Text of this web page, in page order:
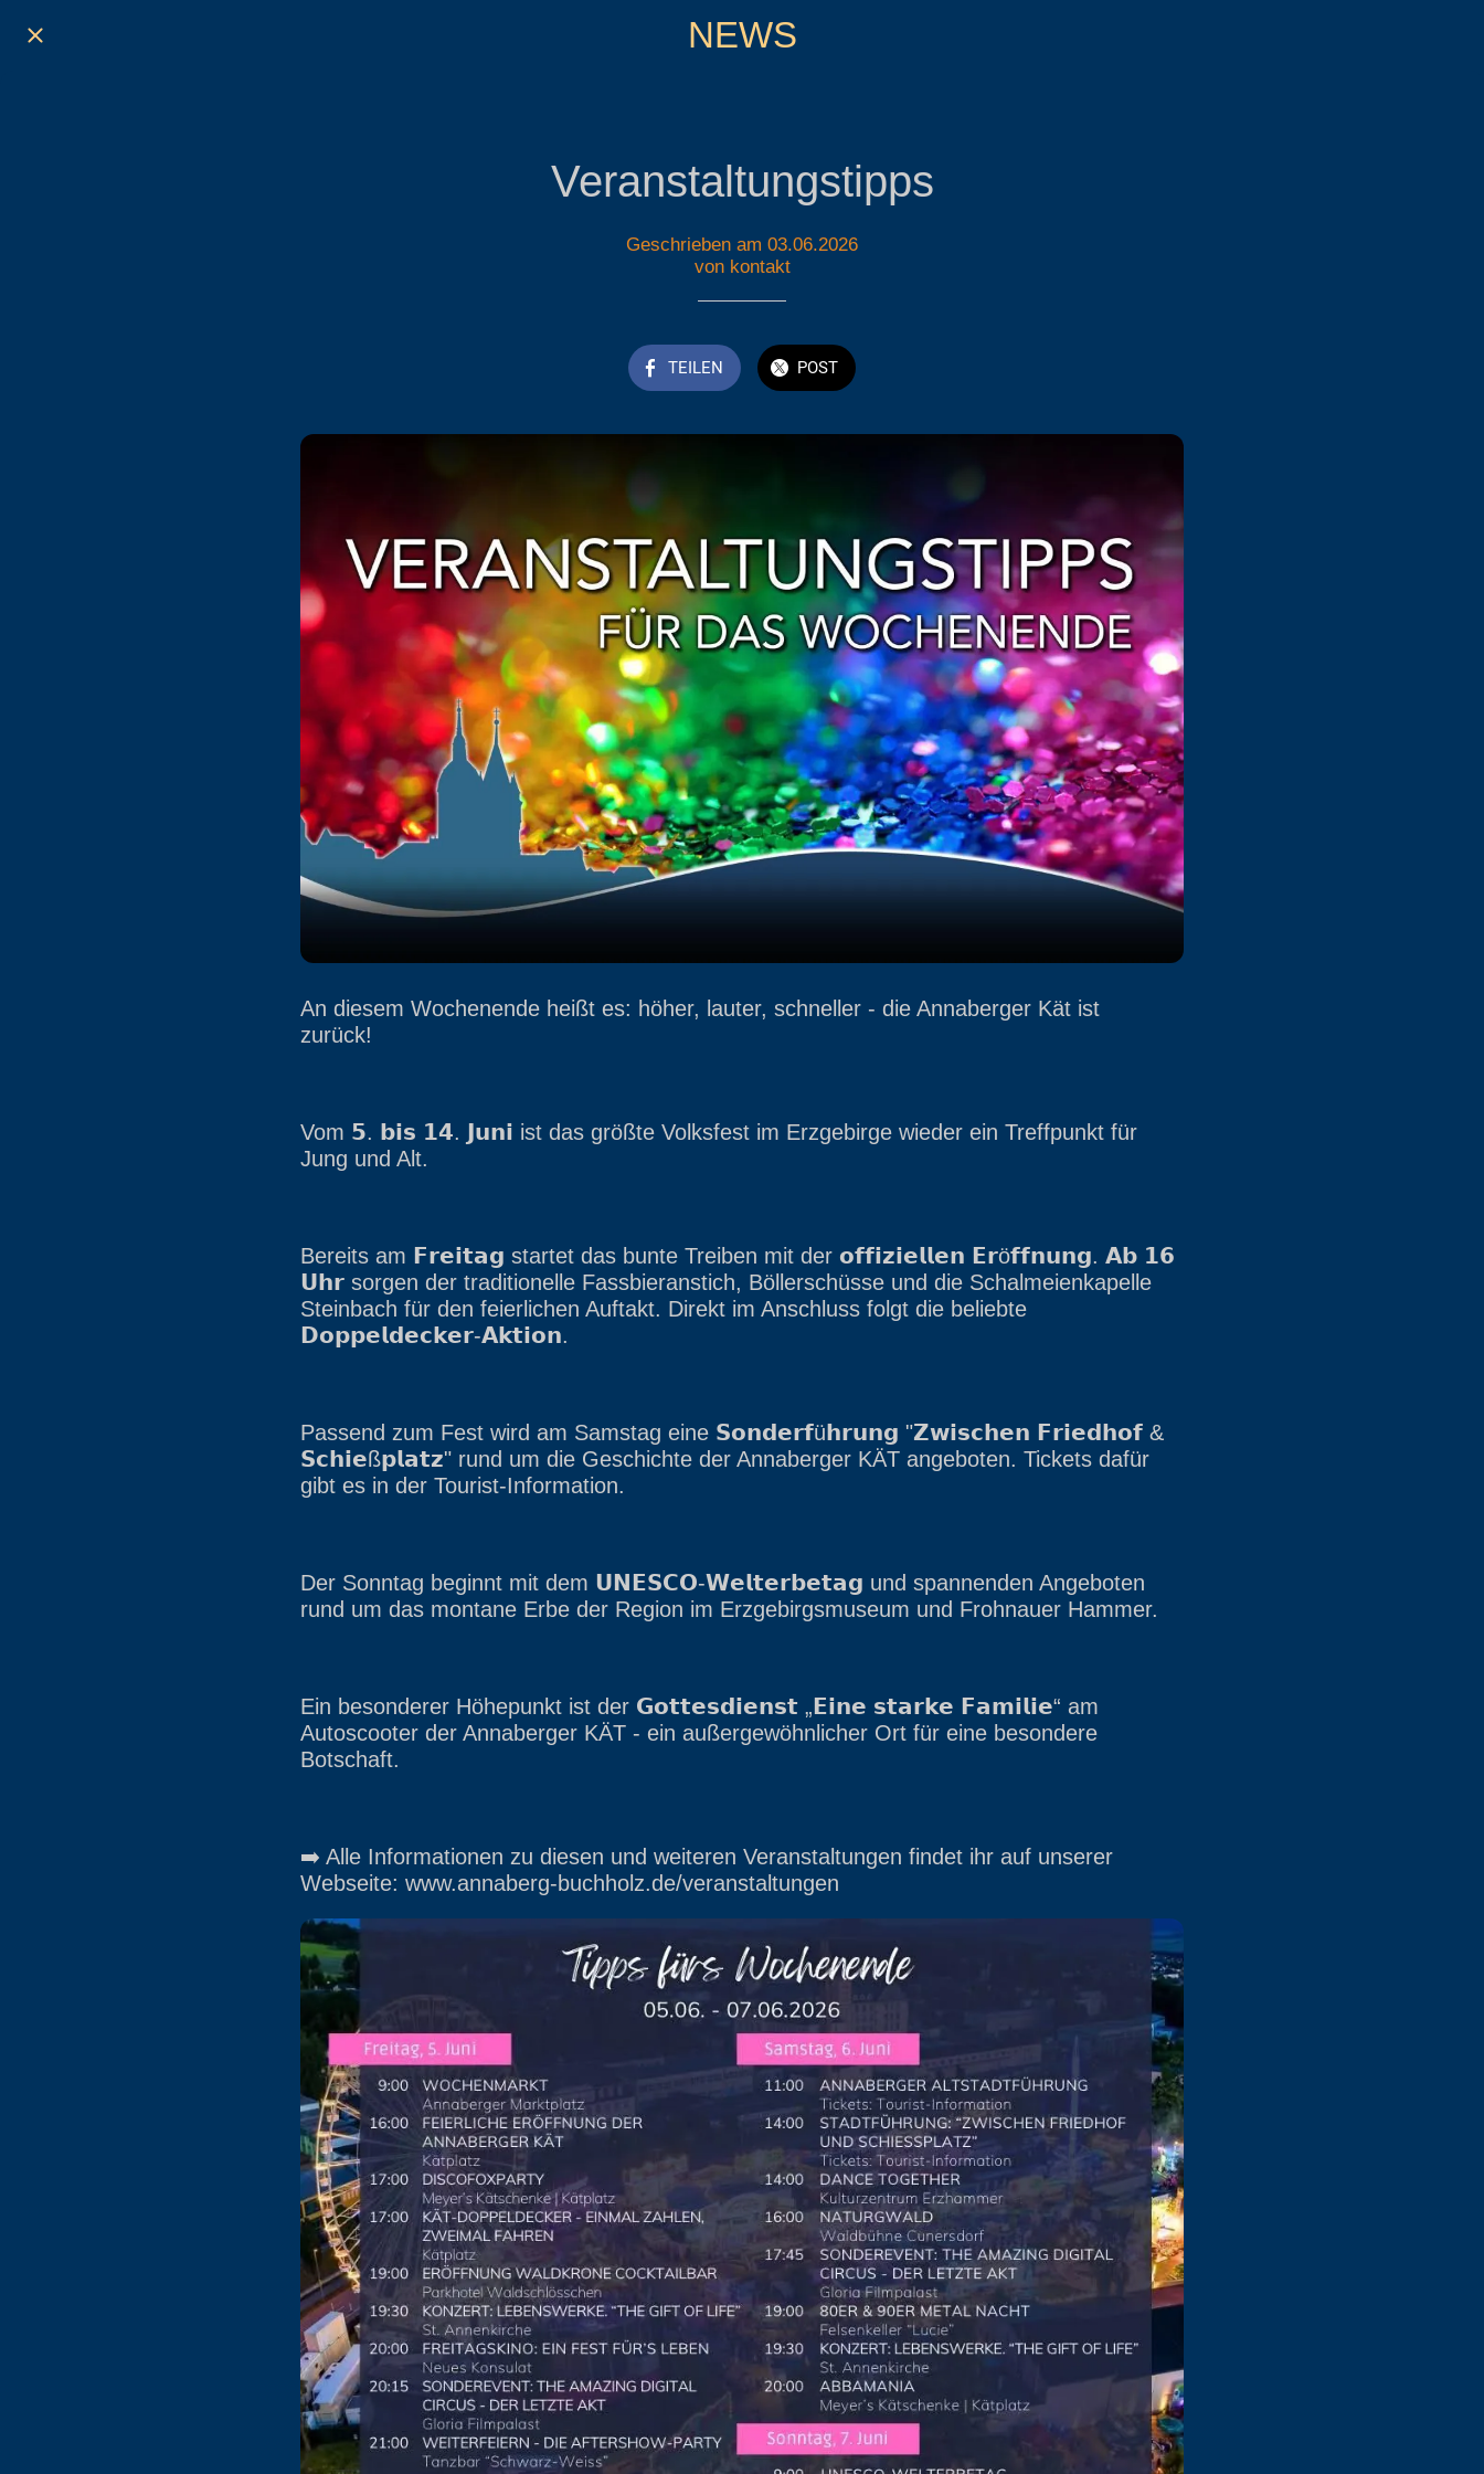
NEWS
Veranstaltungstipps
Geschrieben am 03.06.2026
von kontakt
TEILEN POST
An diesem Wochenende heißt es: höher, lauter, schneller - die Annaberger Kät ist
zurück!
Vom 𝟱. 𝗯𝗶𝘀 𝟭𝟰. 𝗝𝘂𝗻𝗶 ist das größte Volksfest im Erzgebirge wieder ein Treffpunkt für
Jung und Alt.
Bereits am 𝗙𝗿𝗲𝗶𝘁𝗮𝗴 startet das bunte Treiben mit der 𝗼𝗳𝗳𝗶𝘇𝗶𝗲𝗹𝗹𝗲𝗻 𝗘𝗿ö𝗳𝗳𝗻𝘂𝗻𝗴. 𝗔𝗯 𝟭𝟲
𝗨𝗵𝗿 sorgen der traditionelle Fassbieranstich, Böllerschüsse und die Schalmeienkapelle
Steinbach für den feierlichen Auftakt. Direkt im Anschluss folgt die beliebte
𝗗𝗼𝗽𝗽𝗲𝗹𝗱𝗲𝗰𝗸𝗲𝗿-𝗔𝗸𝘁𝗶𝗼𝗻.
Passend zum Fest wird am Samstag eine 𝗦𝗼𝗻𝗱𝗲𝗿𝗳ü𝗵𝗿𝘂𝗻𝗴 "𝗭𝘄𝗶𝘀𝗰𝗵𝗲𝗻 𝗙𝗿𝗶𝗲𝗱𝗵𝗼𝗳 &
𝗦𝗰𝗵𝗶𝗲ß𝗽𝗹𝗮𝘁𝘇" rund um die Geschichte der Annaberger KÄT angeboten. Tickets dafür
gibt es in der Tourist-Information.
Der Sonntag beginnt mit dem 𝗨𝗡𝗘𝗦𝗖𝗢-𝗪𝗲𝗹𝘁𝗲𝗿𝗯𝗲𝘁𝗮𝗴 und spannenden Angeboten
rund um das montane Erbe der Region im Erzgebirgsmuseum und Frohnauer Hammer.
Ein besonderer Höhepunkt ist der 𝗚𝗼𝘁𝘁𝗲𝘀𝗱𝗶𝗲𝗻𝘀𝘁 „𝗘𝗶𝗻𝗲 𝘀𝘁𝗮𝗿𝗸𝗲 𝗙𝗮𝗺𝗶𝗹𝗶𝗲“ am
Autoscooter der Annaberger KÄT - ein außergewöhnlicher Ort für eine besondere
Botschaft.
➡️ Alle Informationen zu diesen und weiteren Veranstaltungen findet ihr auf unserer
Webseite: www.annaberg-buchholz.de/veranstaltungen